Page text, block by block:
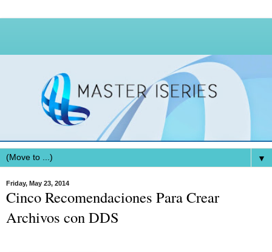
▼
Friday, May 23, 2014
Cinco Recomendaciones Para Crear
Archivos con DDS